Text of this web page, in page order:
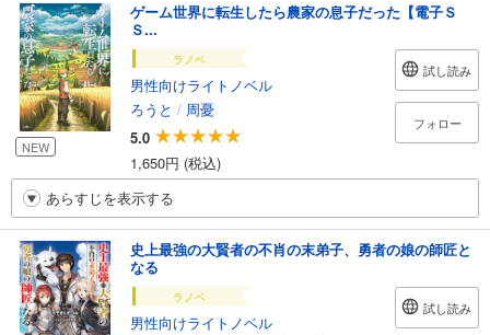
NEW
ゲーム世界に転生したら農家の息子だった【電子Ｓ
Ｓ...
ラノベ
男性向けライトノベル
ろうと / 周憂
5.0
1,650円 (税込)
試し読み
フォロー
あらすじを表示する
史上最強の大賢者の不肖の末弟子、勇者の娘の師匠と
なる
ラノベ
男性向けライトノベル
試し読み